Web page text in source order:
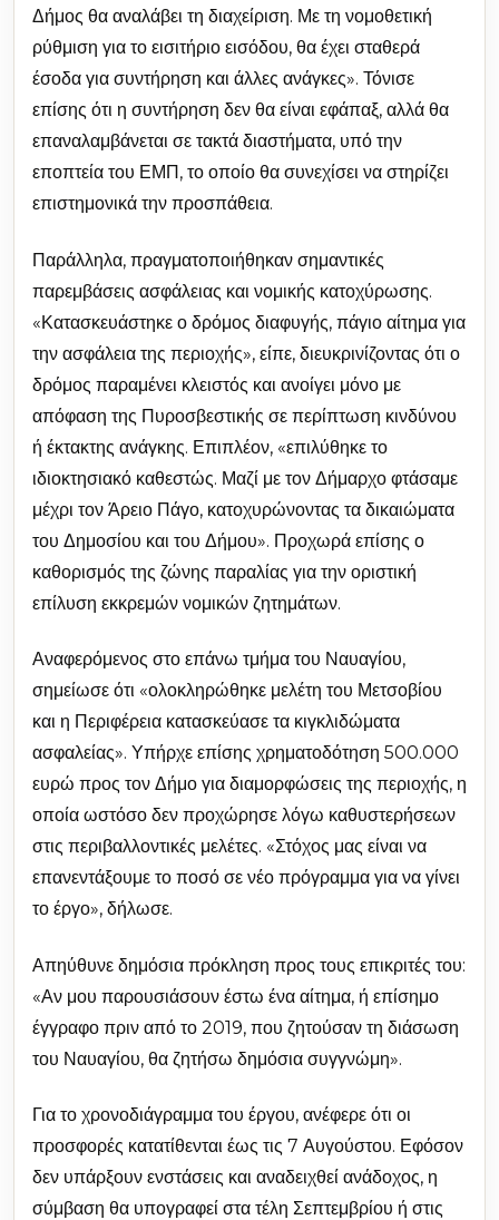
Δήμος θα αναλάβει τη διαχείριση. Με τη νομοθετική
ρύθμιση για το εισιτήριο εισόδου, θα έχει σταθερά
έσοδα για συντήρηση και άλλες ανάγκες». Τόνισε
επίσης ότι η συντήρηση δεν θα είναι εφάπαξ, αλλά θα
επαναλαμβάνεται σε τακτά διαστήματα, υπό την
εποπτεία του ΕΜΠ, το οποίο θα συνεχίσει να στηρίζει
επιστημονικά την προσπάθεια.
Παράλληλα, πραγματοποιήθηκαν σημαντικές
παρεμβάσεις ασφάλειας και νομικής κατοχύρωσης.
«Κατασκευάστηκε ο δρόμος διαφυγής, πάγιο αίτημα για
την ασφάλεια της περιοχής», είπε, διευκρινίζοντας ότι ο
δρόμος παραμένει κλειστός και ανοίγει μόνο με
απόφαση της Πυροσβεστικής σε περίπτωση κινδύνου
ή έκτακτης ανάγκης. Επιπλέον, «επιλύθηκε το
ιδιοκτησιακό καθεστώς. Μαζί με τον Δήμαρχο φτάσαμε
μέχρι τον Άρειο Πάγο, κατοχυρώνοντας τα δικαιώματα
του Δημοσίου και του Δήμου». Προχωρά επίσης ο
καθορισμός της ζώνης παραλίας για την οριστική
επίλυση εκκρεμών νομικών ζητημάτων.
Αναφερόμενος στο επάνω τμήμα του Ναυαγίου,
σημείωσε ότι «ολοκληρώθηκε μελέτη του Μετσοβίου
και η Περιφέρεια κατασκεύασε τα κιγκλιδώματα
ασφαλείας». Υπήρχε επίσης χρηματοδότηση 500.000
ευρώ προς τον Δήμο για διαμορφώσεις της περιοχής, η
οποία ωστόσο δεν προχώρησε λόγω καθυστερήσεων
στις περιβαλλοντικές μελέτες. «Στόχος μας είναι να
επανεντάξουμε το ποσό σε νέο πρόγραμμα για να γίνει
το έργο», δήλωσε.
Απηύθυνε δημόσια πρόκληση προς τους επικριτές του:
«Αν μου παρουσιάσουν έστω ένα αίτημα, ή επίσημο
έγγραφο πριν από το 2019, που ζητούσαν τη διάσωση
του Ναυαγίου, θα ζητήσω δημόσια συγγνώμη».
Για το χρονοδιάγραμμα του έργου, ανέφερε ότι οι
προσφορές κατατίθενται έως τις 7 Αυγούστου. Εφόσον
δεν υπάρξουν ενστάσεις και αναδειχθεί ανάδοχος, η
σύμβαση θα υπογραφεί στα τέλη Σεπτεμβρίου ή στις